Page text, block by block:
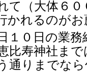
て（大体６
かれるのが
１０日の業
比寿神社ま
通りまでな